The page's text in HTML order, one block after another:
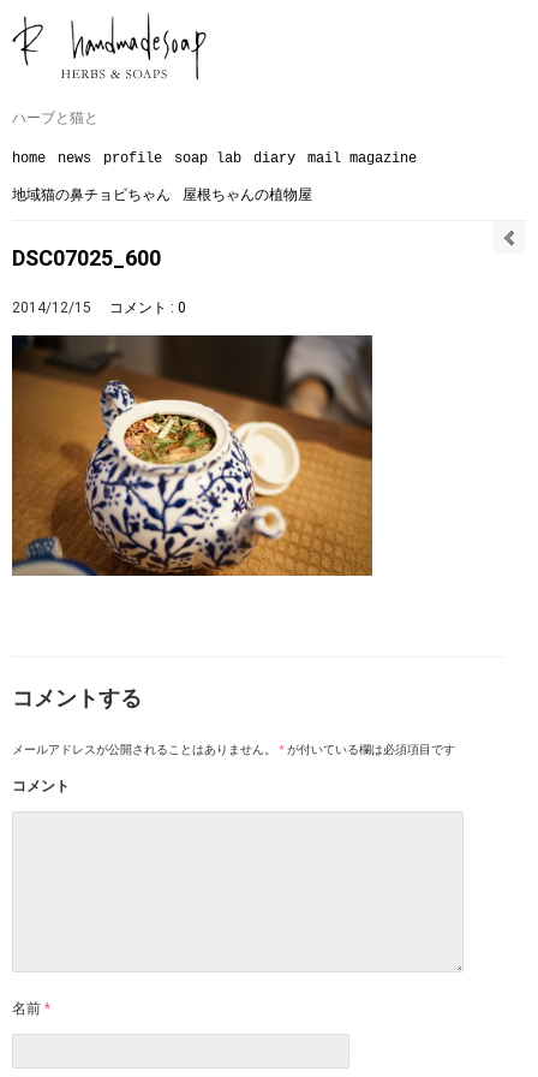
ハーブと猫と
home news profile soap lab diary mail magazine
地域猫の鼻チョビちゃん 屋根ちゃんの植物屋
DSC07025_600
2014/12/15 コメント : 0
コメントする
メールアドレスが公開されることはありません。 *が付いている欄は必須項目です
コメント
名前 *